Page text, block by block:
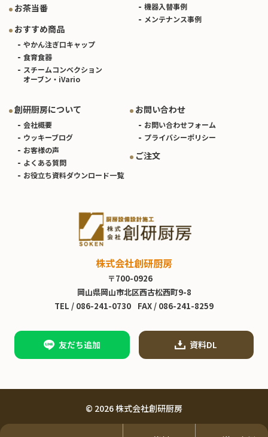
お茶当番
おすすめ商品
やかん注ぎ口キャップ
食育食器
スチームコンベクション
オーブン・iVario
機器入替事例
メンテナンス事例
創研厨房について
会社概要
ウッキーブログ
お客様の声
よくある質問
お役立ち資料ダウンロード一覧
お問い合わせ
お問い合わせフォーム
プライバシーポリシー
ご注文
株式会社創研厨房
〒700-0926
岡山県岡山市北区西古松西町9-8
TEL / 086-241-0730 FAX / 086-241-8259
友だち追加 資料DL
© 2026 株式会社創研厨房